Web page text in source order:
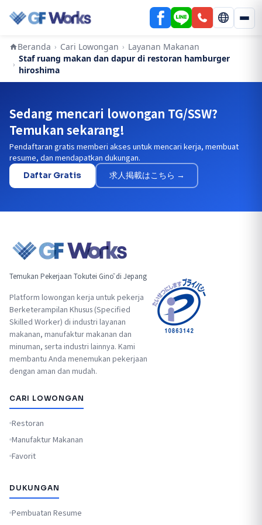
Beranda › Cari Lowongan › Layanan Makanan
›
Staf ruang makan dan dapur di restoran hamburger
hiroshima
Sedang mencari lowongan TG/SSW?
Temukan sekarang!
Pendaftaran gratis memberi akses untuk mencari kerja, membuat
resume, dan mendapatkan dukungan.
Daftar Gratis 求人掲載はこちら →
Temukan Pekerjaan Tokutei Ginō di Jepang
Platform lowongan kerja untuk pekerja
Berketerampilan Khusus (Specified
Skilled Worker) di industri layanan
makanan, manufaktur makanan dan
minuman, serta industri lainnya. Kami
membantu Anda menemukan pekerjaan
dengan aman dan mudah.
CARI LOWONGAN
Restoran
Manufaktur Makanan
Favorit
DUKUNGAN
Pembuatan Resume